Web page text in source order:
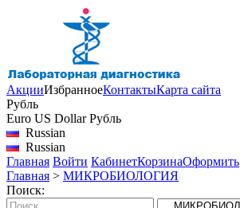
АкцииИзбранноеКонтактыКарта сайта
Рубль
Euro US Dollar Рубль
Russian
Russian
Главная Войти КабинетКорзинаОформить
Главная > МИКРОБИОЛОГИЯ
Поиск: